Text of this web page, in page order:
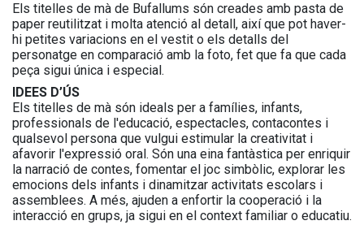
Els titelles de mà de Bufallums són creades amb pasta de
paper reutilitzat i molta atenció al detall, així que pot haver-
hi petites variacions en el vestit o els detalls del
personatge en comparació amb la foto, fet que fa que cada
peça sigui única i especial.
IDEES D’ÚS
Els titelles de mà són ideals per a famílies, infants,
professionals de l'educació, espectacles, contacontes i
qualsevol persona que vulgui estimular la creativitat i
afavorir l'expressió oral. Són una eina fantàstica per enriquir
la narració de contes, fomentar el joc simbòlic, explorar les
emocions dels infants i dinamitzar activitats escolars i
assemblees. A més, ajuden a enfortir la cooperació i la
interacció en grups, ja sigui en el context familiar o educatiu.